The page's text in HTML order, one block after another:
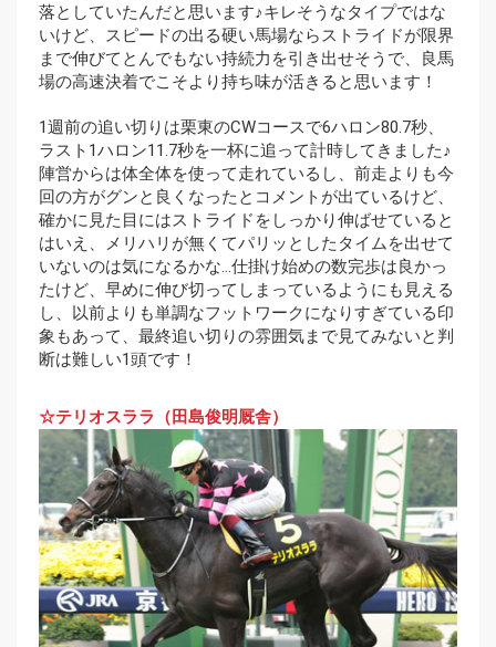
落としていたんだと思います♪キレそうなタイプではな
いけど、スピードの出る硬い馬場ならストライドが限界
まで伸びてとんでもない持続力を引き出せそうで、良馬
場の高速決着でこそより持ち味が活きると思います！
1週前の追い切りは栗東のCWコースで6ハロン80.7秒、
ラスト1ハロン11.7秒を一杯に追って計時してきました♪
陣営からは体全体を使って走れているし、前走よりも今
回の方がグンと良くなったとコメントが出ているけど、
確かに見た目にはストライドをしっかり伸ばせていると
はいえ、メリハリが無くてパリッとしたタイムを出せて
いないのは気になるかな…仕掛け始めの数完歩は良かっ
たけど、早めに伸び切ってしまっているようにも見える
し、以前よりも単調なフットワークになりすぎている印
象もあって、最終追い切りの雰囲気まで見てみないと判
断は難しい1頭です！
☆テリオスララ（田島俊明厩舎）